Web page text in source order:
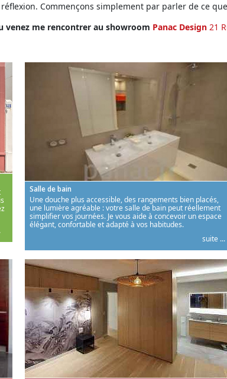
Commençons simplement par parler de ce
venez me rencontrer au showroom Panac Design 21
Salle de bain
Une douche plus accessible, des rangements bien placés,
une lumière agréable : votre salle de bain peut réellement
simplifier vos journées. Je vous aide à concevoir un espace
élégant, confortable et adapté à vos habitudes.
suite ...